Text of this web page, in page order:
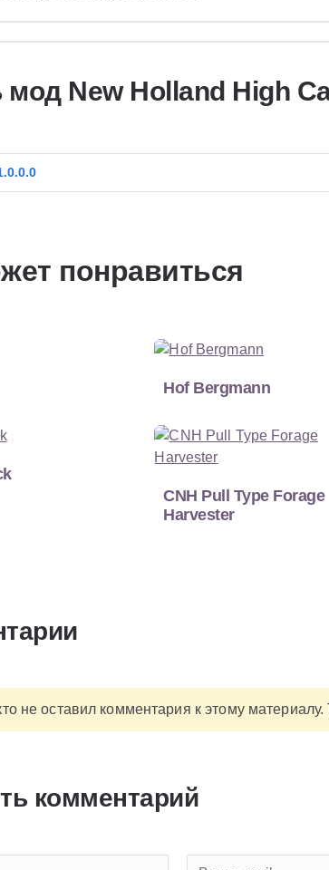
мод New Holland High
понравиться
Hof Bergmann
CNH Pull Type Forage
Harvester
не оставил комментария к этому
комментарий